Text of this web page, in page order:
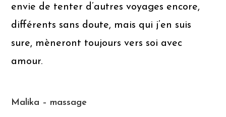
envie de tenter d’autres voyages encore,
différents sans doute, mais qui j’en suis
sure, mèneront toujours vers soi avec
amour.
Malika – massage